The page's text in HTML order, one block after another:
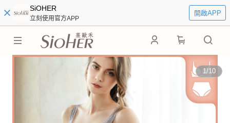
SiOHER
立刻使用官方APP
開啟APP
1/10